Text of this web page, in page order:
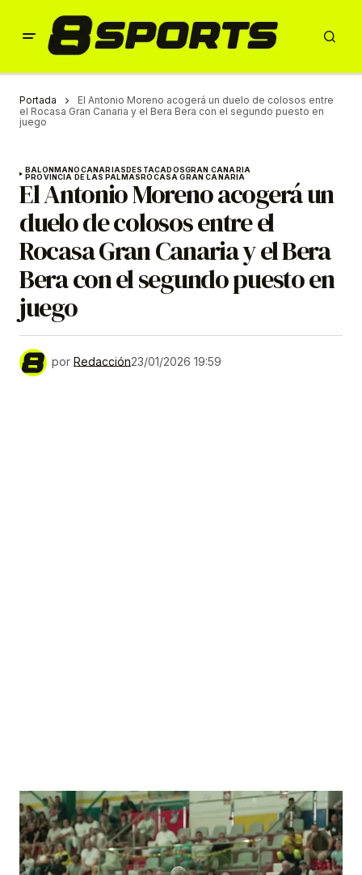
Portada
El Antonio Moreno acogerá un duelo de colosos entre
el Rocasa Gran Canaria y el Bera Bera con el segundo puesto en
juego
BALONMANOCANARIASDESTACADOSGRAN CANARIA
PROVINCIA DE LAS PALMASROCASA GRAN CANARIA
El Antonio Moreno acogerá un
duelo de colosos entre el
Rocasa Gran Canaria y el Bera
Bera con el segundo puesto en
juego
por Redacción23/01/2026 19:59